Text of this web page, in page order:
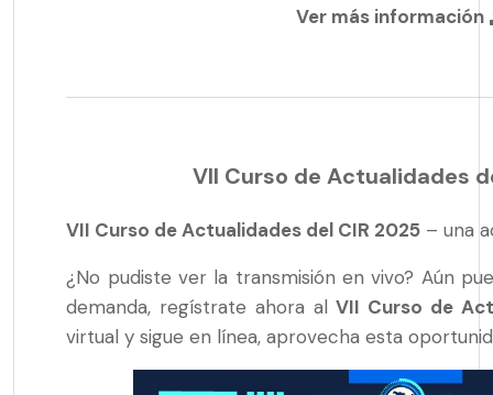
Ver más información
VII Curso de Actualidades
VII Curso de Actualidades del CIR 2025 – una
¿No pudiste ver la transmisión en vivo? Aún
demanda, regístrate ahora alVII Curso de
virtual y sigue en línea, aprovecha esta